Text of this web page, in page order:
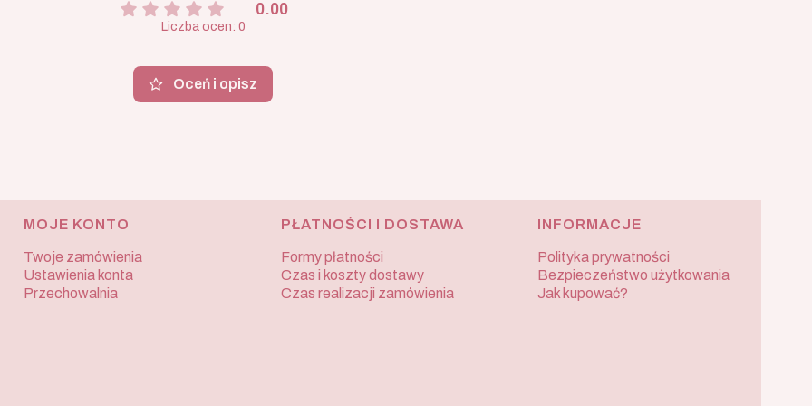
0.00
Liczba ocen: 0
Oceń i opisz
MOJE KONTO
Twoje zamówienia
Ustawienia konta
Przechowalnia
PŁATNOŚCI I DOSTAWA
Formy płatności
Czas i koszty dostawy
Czas realizacji zamówienia
INFORMACJE
Polityka prywatności
Bezpieczeństwo użytkowania
Jak kupować?